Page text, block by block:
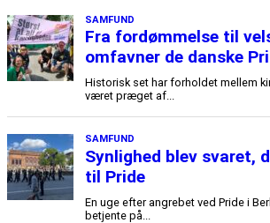
SAMFUND
Fra fordømmelse til
omfavner de danske
Historisk set har forholdet mellem
været præget af...
SAMFUND
Synlighed blev svaret,
til Pride
En uge efter angrebet ved Pride i
betjente på...